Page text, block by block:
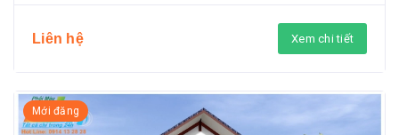
Liên hệ Xem chi tiết
Mới đăng